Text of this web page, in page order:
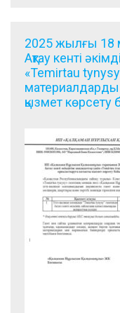
2025 жылғы 18
Ақтау кенті
«Temirtau
материалдарды
қызмет